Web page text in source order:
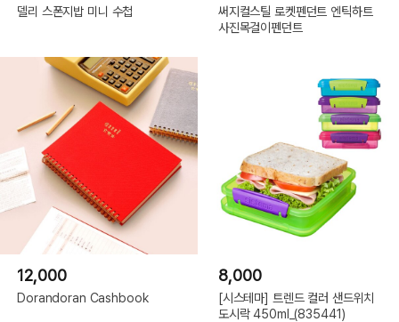
델리 스폰지밥 미니 수첩
써지컬스틸 로켓펜던트 엔틱하트
사진목걸이펜던트
12,000
Dorandoran Cashbook
8,000
[시스테마] 트렌드 컬러 샌드위치
도시락 450ml_(835441)